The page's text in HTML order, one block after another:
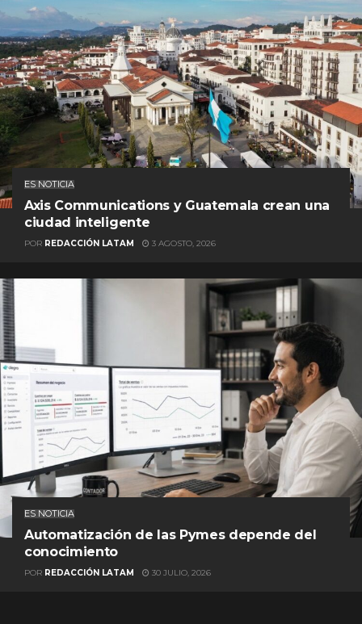
ES NOTICIA
Axis Communications y Guatemala crean una
ciudad inteligente
POR REDACCIÓN LATAM 3 AGOSTO, 2026
ES NOTICIA
Automatización de las Pymes depende del
conocimiento
POR REDACCIÓN LATAM 30 JULIO, 2026